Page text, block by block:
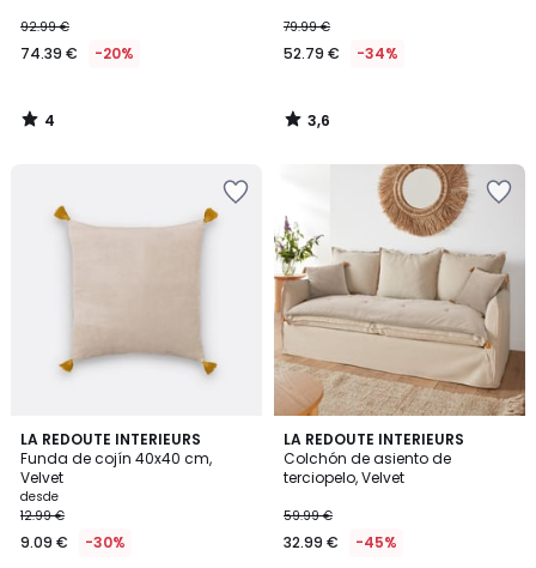
92.99 €
74.39 € -20%
4
/
79.99 €
52.79 € -34%
3,6
/
LA REDOUTE INTERIEURS
Funda de cojín 40x40 cm,
Velvet
desde
12.99 €
9.09 € -30%
4,6
/ 5
10
Colores
LA REDOUTE INTERIEURS
Colchón de asiento de
terciopelo, Velvet
59.99 €
32.99 € -45%
3,7
/ 5
10
Colores